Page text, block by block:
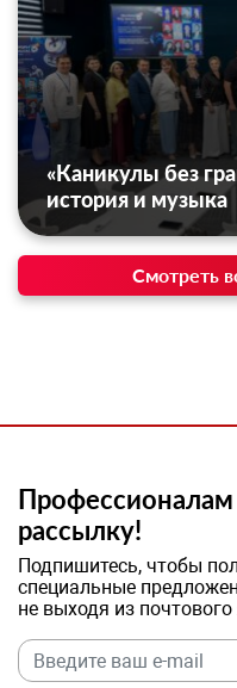
«Каникулы без
история и музыка
Смотреть
рассылку!
Подпишитесь, чтобы
специальные
не выходя из